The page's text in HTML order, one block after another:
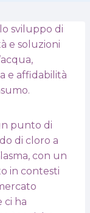
sviluppo di
e soluzioni
e affidabilità
punto di
di cloro a
con un
in contesti
ci ha